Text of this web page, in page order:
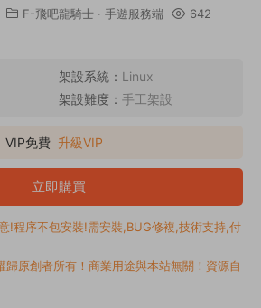
F-飛吧龍騎士 · 手遊服務端
642
架設系統： Linux
架設難度： 手工架設
VIP免費 升級VIP
立即購買
!程序不包安裝!需安裝,BUG修複,技術支持,付
歸原創者所有！商業用途與本站無關！資源自